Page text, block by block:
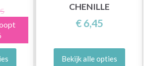
CHENILLE
€ 6,45
Bekijk alle opties